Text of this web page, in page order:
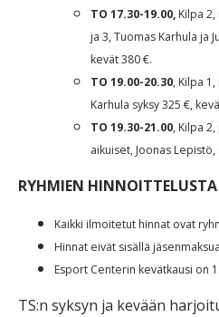
TO 17.30-19.00, Kilpa
ja 3, Tuomas Karhula ja
kevät 380 €.
TO 19.00-20.30, Kilpa
Karhula syksy 325 €,
TO 19.30-21.00, Kilpa
aikuiset, Joonas Lepistö,
RYHMIEN HINNOITTELUSTA
Kaikki ilmoitetut hinnat ovat
Hinnat eivät sisällä
Esport Centerin kevätkausi on
TS:n syksyn ja kevään